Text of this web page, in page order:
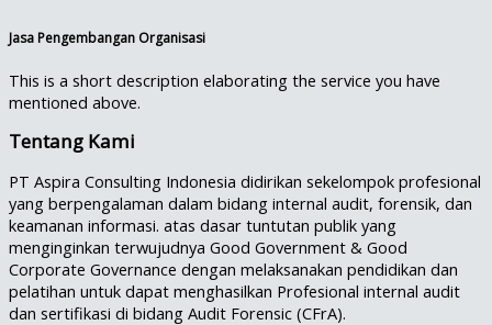
Jasa Pengembangan Organisasi
This is a short description elaborating the service you have
mentioned above.​
Tentang Kami
PT Aspira Consulting Indonesia didirikan sekelompok profesional
yang berpengalaman dalam bidang internal audit, forensik, dan
keamanan informasi. atas dasar tuntutan publik yang
menginginkan terwujudnya Good Government & Good
Corporate Governance dengan melaksanakan pendidikan dan
pelatihan untuk dapat menghasilkan Profesional internal audit
dan sertifikasi di bidang Audit Forensic (CFrA).